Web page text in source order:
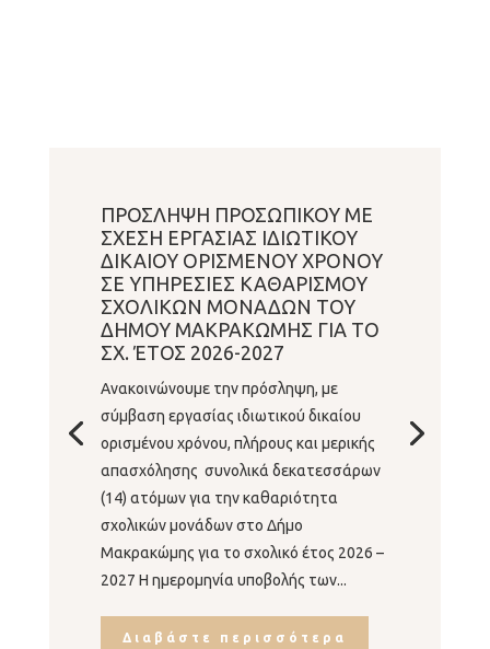
ΠΡΟΣΛΗΨΗ ΠΡΟΣΩΠΙΚΟΥ ΜΕ
ΣΧΕΣΗ ΕΡΓΑΣΙΑΣ ΙΔΙΩΤΙΚΟΥ
ΔΙΚΑΙΟΥ ΟΡΙΣΜΕΝΟΥ ΧΡΟΝΟΥ
ΣΕ ΥΠΗΡΕΣΙΕΣ ΚΑΘΑΡΙΣΜΟΥ
ΣΧΟΛΙΚΩΝ ΜΟΝΑΔΩΝ ΤΟΥ
ΔΗΜΟΥ ΜΑΚΡΑΚΩΜΗΣ ΓΙΑ ΤΟ
ΣΧ. ΈΤΟΣ 2026-2027
Ανακοινώνουμε την πρόσληψη, με
σύμβαση εργασίας ιδιωτικού δικαίου
ορισμένου χρόνου, πλήρους και μερικής
απασχόλησης συνολικά δεκατεσσάρων
(14) ατόμων για την καθαριότητα
σχολικών μονάδων στο Δήμο
Μακρακώμης για το σχολικό έτος 2026 –
2027 Η ημερομηνία υποβολής των...
Διαβάστε περισσότερα